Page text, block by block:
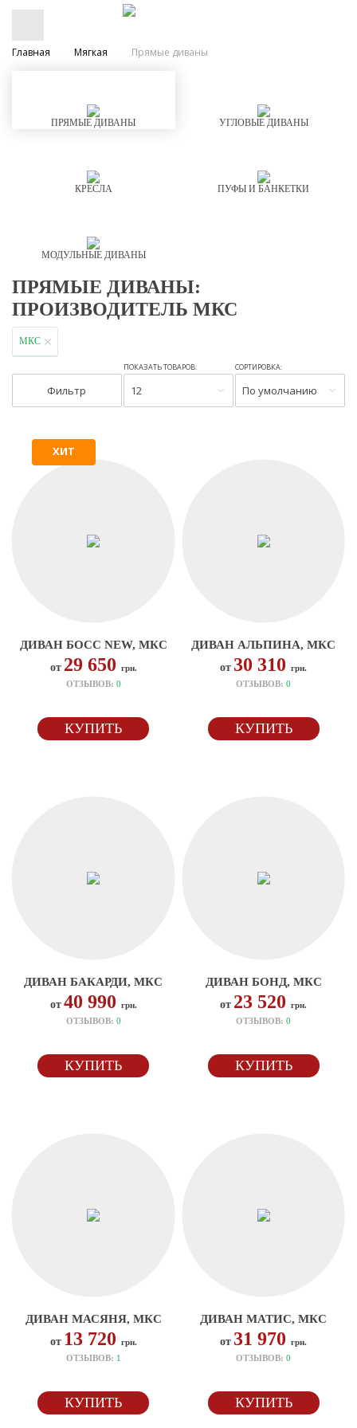
Главная Мягкая Прямые диваны
ПРЯМЫЕ ДИВАНЫ УГЛОВЫЕ ДИВАНЫ
КРЕСЛА ПУФЫ И БАНКЕТКИ
МОДУЛЬНЫЕ ДИВАНЫ
ПРЯМЫЕ ДИВАНЫ:
ПРОИЗВОДИТЕЛЬ МКС
МКС
Фильтр
ПОКАЗАТЬ ТОВАРОВ:
12
СОРТИРОВКА:
По умолчанию
ХИТ
ДИВАН БОСС NEW, МКС
от 29 650 грн.
ОТЗЫВОВ: 0
КУПИТЬ
ДИВАН АЛЬПИНА, МКС
от 30 310грн.
ОТЗЫВОВ:0
КУПИТЬ
ДИВАН БАКАРДИ, МКС
от 40 990 грн.
ОТЗЫВОВ: 0
КУПИТЬ
ДИВАН БОНД, МКС
от 23 520грн.
ОТЗЫВОВ:0
КУПИТЬ
ДИВАН МАСЯНЯ, МКС
от 13 720 грн.
ОТЗЫВОВ: 1
КУПИТЬ
ДИВАН МАТИС, МКС
от 31 970грн.
ОТЗЫВОВ:0
КУПИТЬ